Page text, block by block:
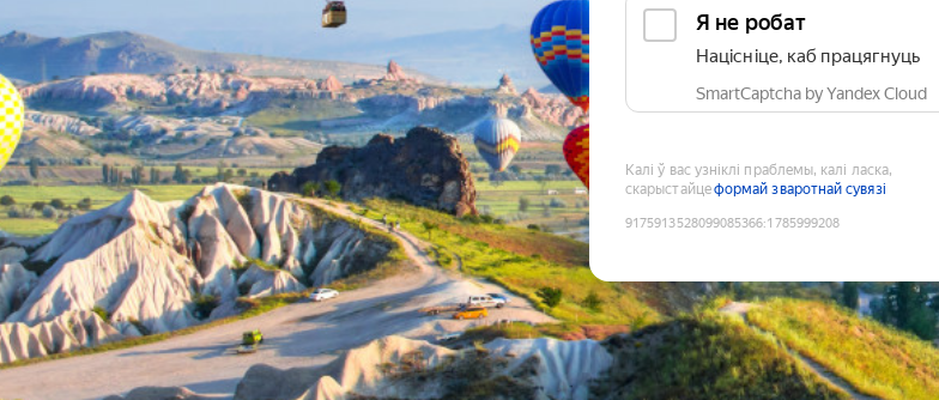
Я не робат
Націсніце, каб працягнуць
SmartCaptcha by Yandex Cloud
Калі ў вас узніклі праблемы, калі ласка,
скарыстайцеформай зваротнай сувязі
9175913528099085366:1785999208